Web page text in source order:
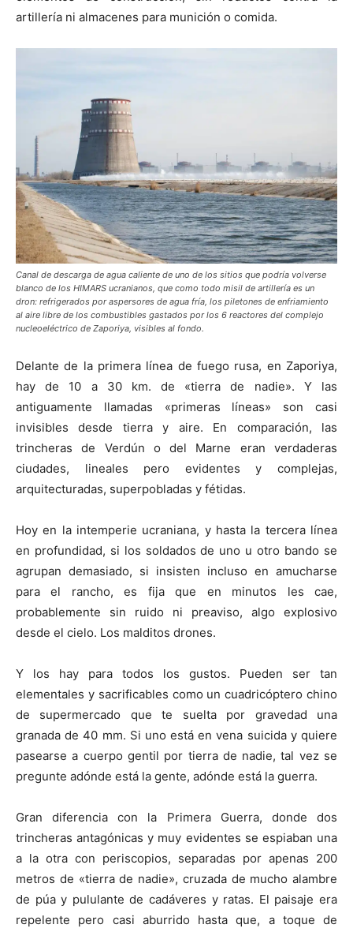
artillería ni almacenes para munición o comida.
Canal de descarga de agua caliente de uno de los sitios que podría volverse
blanco de los HIMARS ucranianos, que como todo misil de artillería es un
dron: refrigerados por aspersores de agua fría, los piletones de enfriamiento
al aire libre de los combustibles gastados por los 6 reactores del complejo
nucleoeléctrico de Zaporiya, visibles al fondo.
Delante de la primera línea de fuego rusa, en Zaporiya,
hay de 10 a 30 km. de «tierra de nadie». Y las
antiguamente llamadas «primeras líneas» son casi
invisibles desde tierra y aire. En comparación, las
trincheras de Verdún o del Marne eran verdaderas
ciudades, lineales pero evidentes y complejas,
arquitecturadas, superpobladas y fétidas.
Hoy en la intemperie ucraniana, y hasta la tercera línea
en profundidad, si los soldados de uno u otro bando se
agrupan demasiado, si insisten incluso en amucharse
para el rancho, es fija que en minutos les cae,
probablemente sin ruido ni preaviso, algo explosivo
desde el cielo. Los malditos drones.
Y los hay para todos los gustos. Pueden ser tan
elementales y sacrificables como un cuadricóptero chino
de supermercado que te suelta por gravedad una
granada de 40 mm. Si uno está en vena suicida y quiere
pasearse a cuerpo gentil por tierra de nadie, tal vez se
pregunte adónde está la gente, adónde está la guerra.
Gran diferencia con la Primera Guerra, donde dos
trincheras antagónicas y muy evidentes se espiaban una
a la otra con periscopios, separadas por apenas 200
metros de «tierra de nadie», cruzada de mucho alambre
de púa y pululante de cadáveres y ratas. El paisaje era
repelente pero casi aburrido hasta que, a toque de